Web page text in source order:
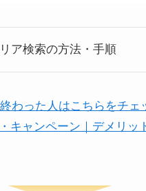
ア検索の方法・手順
わった人はこちらをチェ
キャンペーン｜デメリッ